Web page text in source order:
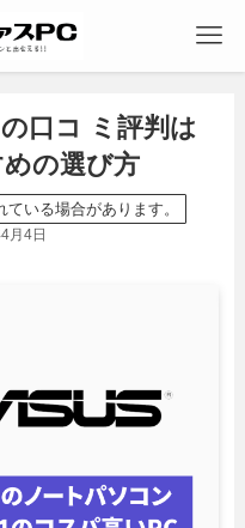
口コ ミ評判は
の選び方
いる場合があります。
月4日